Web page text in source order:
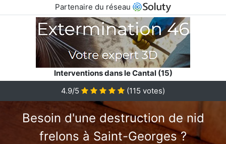
Partenaire du réseau
Interventions dans le Cantal (15)
4.9/5 (115 votes)
Besoin d'une destruction de nid
frelons à Saint-Georges ?